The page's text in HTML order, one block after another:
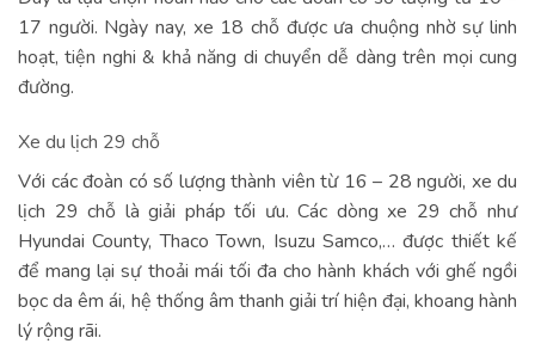
17 người. Ngày nay, xe 18 chỗ được ưa chuộng nhờ sự linh
hoạt, tiện nghi & khả năng di chuyển dễ dàng trên mọi cung
đường.
Xe du lịch 29 chỗ
Với các đoàn có số lượng thành viên từ 16 – 28 người, xe du
lịch 29 chỗ là giải pháp tối ưu. Các dòng xe 29 chỗ như
Hyundai County, Thaco Town, Isuzu Samco,… được thiết kế
để mang lại sự thoải mái tối đa cho hành khách với ghế ngồi
bọc da êm ái, hệ thống âm thanh giải trí hiện đại, khoang hành
lý rộng rãi.